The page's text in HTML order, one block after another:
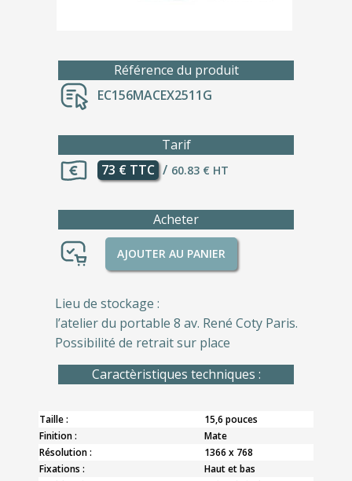
Référence du produit
EC156MACEX2511G
Tarif
73 € TTC / 60.83 € HT
Acheter
AJOUTER AU PANIER
Lieu de stockage :
l’atelier du portable 8 av. René Coty Paris.
Possibilité de retrait sur place
Caractèristiques techniques :
Taille :
15,6 pouces
Finition :
Mate
Résolution :
1366 x 768
Fixations :
Haut et bas